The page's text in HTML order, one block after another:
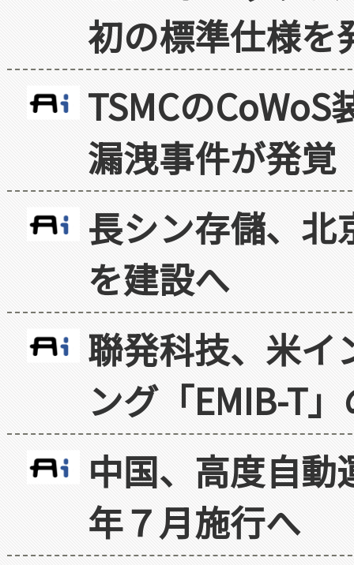
初の標準仕様を
TSMCの
漏洩事件が発覚
長シン存儲、北
を建設へ
聯発科技、米イ
ング「EMIB-T
中国、高度自
年７月施行へ